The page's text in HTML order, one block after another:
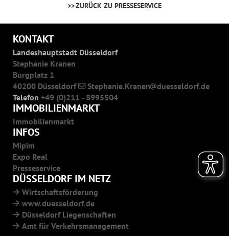
ZURÜCK ZU PRESSESERVICE
KONTAKT
Landeshauptstadt Düsseldorf
Stephanie Kranen
Burgplatz 1
40200 Düsseldorf
Stephanie.Kranen
duesseldorf.de
Telefon +49 (0)211 - 8995504
IMMOBILIENMARKT
Immobilienmarkt
INFOS
Mipim
Expo Real
Presseservice
DÜSSELDORF IM NETZ
Wirtschaftsförderung
www.duesseldorf.de
Düsseldorf Liegenschaften
Amt für Verkehrsmanagement